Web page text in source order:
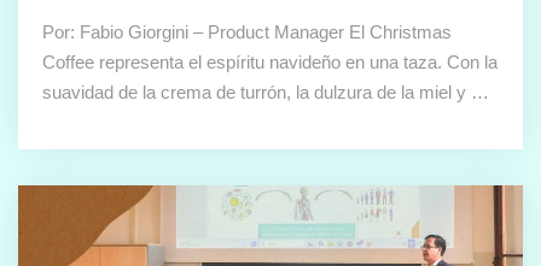
Por: Fabio Giorgini – Product Manager El Christmas
Coffee representa el espíritu navideño en una taza. Con la
suavidad de la crema de turrón, la dulzura de la miel y …